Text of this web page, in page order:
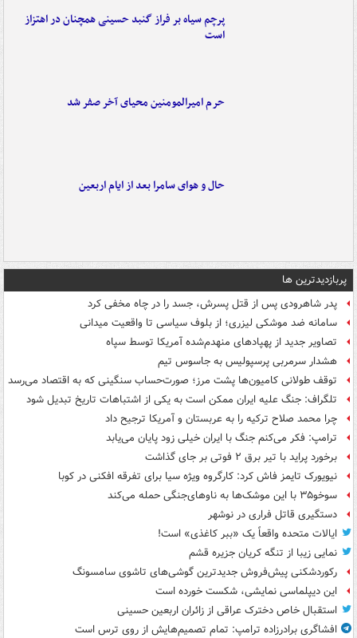
پرچم سیاه بر فراز گنبد حسینی همچنان در اهتزاز
است
حرم امیرالمومنین محیای آخر صفر شد
حال و هوای سامرا بعد از ایام اربعین
پربازدیدترین ها
پدر شاهرودی پس از قتل پسرش، جسد را در چاه مخفی کرد
سامانه ضد موشکی لیزری؛ از بلوف سیاسی تا واقعیت میدانی
تصاویر جدید از پهپادهای منهدم‌شده آمریکا توسط سپاه
هشدار سرمربی پرسپولیس به جاسوس تیم
توقف طولانی کامیون‌ها پشت مرز؛ صورت‌حساب سنگینی که به اقتصاد می‌رسد
تلگراف: جنگ علیه ایران ممکن است به یکی از اشتباهات تاریخ تبدیل شود
چرا محمد صلاح ترکیه را به عربستان و آمریکا ترجیح داد
ترامپ: فکر می‌کنم جنگ با ایران خیلی زود پایان می‌یابد
برخورد پراید با تیر برق ۲ فوتی بر جای گذاشت
نیویورک تایمز فاش کرد: کارگروه ویژه سیا برای تفرقه افکنی در کوبا
سوخو۳۵ با این موشک‌ها به ناوهای‌جنگی حمله می‌کند
دستگیری قاتل فراری در نوشهر
ایالات متحده واقعاً یک «ببر کاغذی» است!
نمایی زیبا از تنگه کریان جزیره قشم
رکوردشکنی پیش‌فروش جدیدترین گوشی‌های تاشوی سامسونگ
این دیپلماسی نمایشی، شکست خورده است
استقبال خاص دخترک عراقی از زائران اربعین حسینی
افشاگری برادرزاده ترامپ: تمام تصمیم‌هایش از روی ترس است